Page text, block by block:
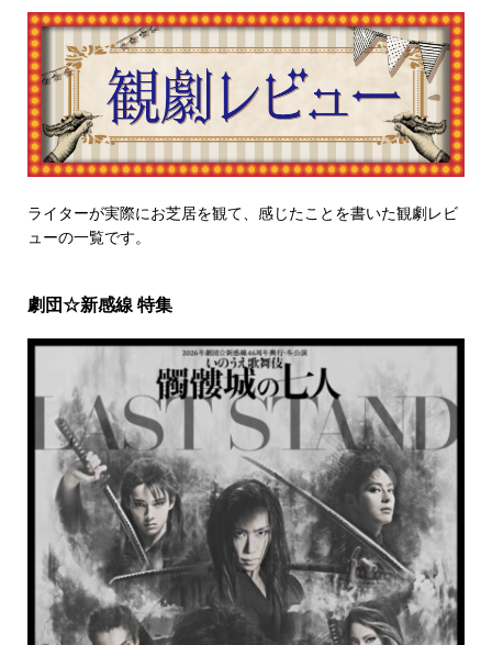
ライターが実際にお芝居を観て、感じたことを書いた観劇レビ
ューの一覧です。
劇団☆新感線 特集